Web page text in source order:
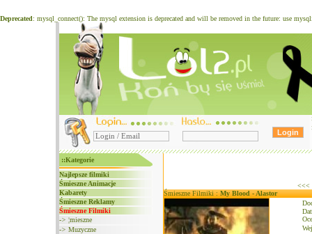
Deprecated: mysql_connect(): The mysql extension is deprecated and will be removed in the future: use
::Kategorie
Najlepsze filmiki
Śmieszne Animacje
Kabarety
Śmieszne Reklamy
Śmieszne Filmiki
-> ¦mieszne
-> Muzyczne
<<<
Śmieszne Filmiki :My Blood - Alastor